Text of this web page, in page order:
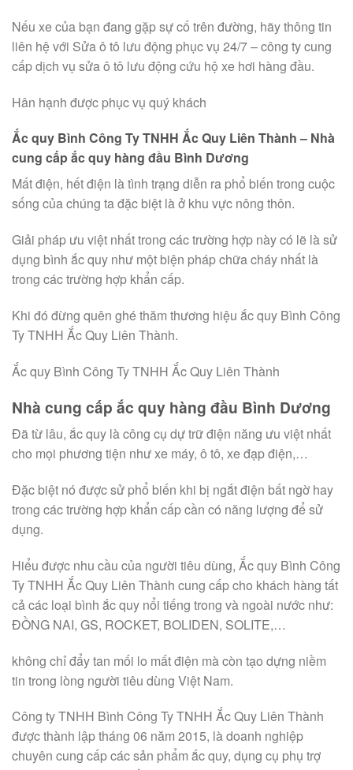
Nếu xe của bạn đang gặp sự cố trên đường, hãy thông tin
liên hệ với Sửa ô tô lưu động phục vụ 24/7 – công ty cung
cấp dịch vụ sửa ô tô lưu động cứu hộ xe hơi hàng đầu.
Hân hạnh được phục vụ quý khách
Ắc quy Bình Công Ty TNHH Ắc Quy Liên Thành – Nhà
cung cấp ắc quy hàng đầu Bình Dương
Mất điện, hết điện là tình trạng diễn ra phổ biến trong cuộc
sống của chúng ta đặc biệt là ở khu vực nông thôn.
Giải pháp ưu việt nhất trong các trường hợp này có lẽ là sử
dụng bình ắc quy như một biện pháp chữa cháy nhất là
trong các trường hợp khẩn cấp.
Khi đó đừng quên ghé thăm thương hiệu ắc quy Bình Công
Ty TNHH Ắc Quy Liên Thành.
Ắc quy Bình Công Ty TNHH Ắc Quy Liên Thành
Nhà cung cấp ắc quy hàng đầu Bình Dương
Đã từ lâu, ắc quy là công cụ dự trữ điện năng ưu việt nhất
cho mọi phương tiện như xe máy, ô tô, xe đạp điện,…
Đặc biệt nó được sử phổ biến khi bị ngắt điện bất ngờ hay
trong các trường hợp khẩn cấp cần có năng lượng để sử
dụng.
Hiểu được nhu cầu của người tiêu dùng, Ắc quy Bình Công
Ty TNHH Ắc Quy Liên Thành cung cấp cho khách hàng tất
cả các loại bình ắc quy nổi tiếng trong và ngoài nước như:
ĐỒNG NAI, GS, ROCKET, BOLIDEN, SOLITE,…
không chỉ đẩy tan mối lo mất điện mà còn tạo dựng niềm
tin trong lòng người tiêu dùng Việt Nam.
Công ty TNHH Bình Công Ty TNHH Ắc Quy Liên Thành
được thành lập tháng 06 năm 2015, là doanh nghiệp
chuyên cung cấp các sản phẩm ắc quy, dụng cụ phụ trợ